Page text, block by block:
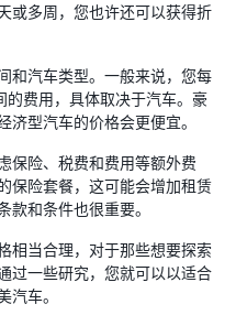
或多周，您也许还可以获得折
和汽车类型。一般来说，您每
费用，具体取决于汽车。豪
型汽车的价格会更便宜。
保险、税费和费用等额外费
保险套餐，这可能会增加租赁
款和条件也很重要。
相当合理，对于那些想要探索
过一些研究，您就可以以适合
汽车。